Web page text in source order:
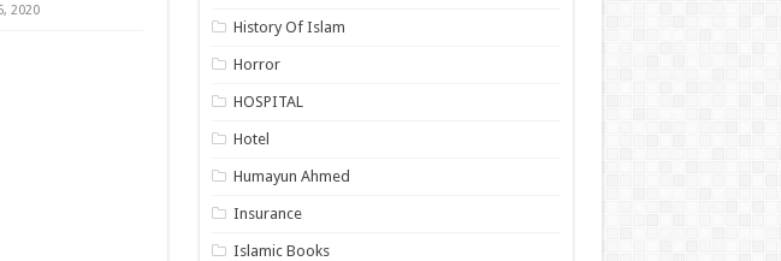
2020
History Of Islam
Horror
HOSPITAL
Hotel
Humayun Ahmed
Insurance
Islamic Books